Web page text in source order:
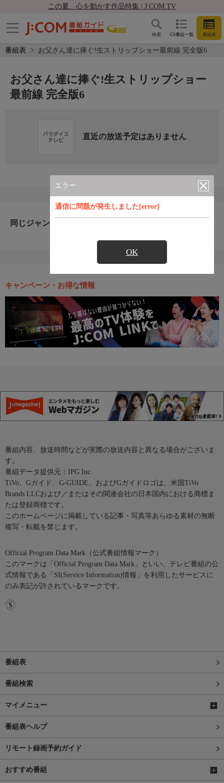
この夏、心を動かす作品特集 | J:COM TV
CS番組一覧 番組表
検索
番組表 お父さん達に捧ぐ!生ストリップショー最前線 完全版6
エラー
通信に問題が発生しました[error]
OK
お父さん達に捧ぐ!生ストリップショー
最前線 完全版6
直近の放送予定はありません
同じジャンルのおすすめ番組
キャンペーン・お得な情報
番組内容、放送時間などが実際の放送内容と異なる場合がございま
す。
番組データ提供元：IPG Inc.
TiVo、Gガイド、G-GUIDE、およびGガイドロゴは、米国TiVo
Brands LLCおよび／またはその関連会社の日本国内における商標ま
たは登録商標です。
このホームページに掲載している記事・写真等あらゆる素材の無断
複写・転載を禁じます。
Official Program Data Mark（公式番組情報マーク）
このマークは「Official Program Data Mark」といい、テレビ番組の公
式情報である「SI(Service Information)情報」を利用したサービスに
のみ表記が許されているマークです。
番組表
番組検索
マイメニュー
番組表ヘルプ
リモート録画予約ガイド
おすすめ番組